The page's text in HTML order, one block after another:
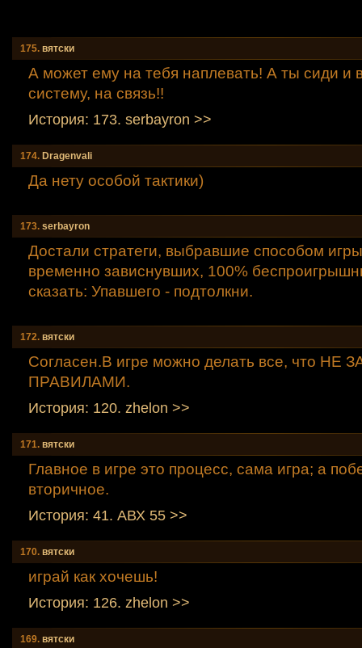
175. вятски
А может ему на тебя наплевать! А ты сиди и
систему, на связь!!
История: 173. serbayron >>
174. Dragenvali
Да нету особой тактики)
173. serbayron
Достали стратеги, выбравшие способом
временно зависнувших, 100%
сказать: Упавшего - подтолкни.
172. вятски
Согласен.В игре можно делать все, что
ПРАВИЛАМИ.
История: 120. zhelon >>
171. вятски
Главное в игре это процесс, сама игра; а
вторичное.
История: 41. АВХ 55 >>
170. вятски
играй как хочешь!
История: 126. zhelon >>
169. вятски